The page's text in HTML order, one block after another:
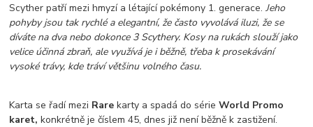
Scyther patří mezi hmyzí a létající pokémony 1. generace.Jeho
pohyby jsou tak rychlé a elegantní, že často vyvolává iluzi, že se
díváte na dva nebo dokonce 3 Scythery. Kosy na rukách slouží jako
velice účinná zbraň, ale využívá je i běžně, třeba k prosekávání
vysoké trávy, kde tráví většinu volného času.
Karta se řadí mezi Rare karty a spadá do sérieWorld Promo
karet,konkrétně je číslem 45, dnes již není běžně k zastižení.